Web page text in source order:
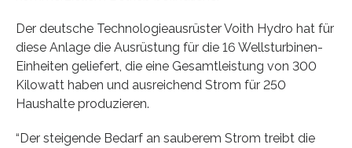
Der deutsche Technologieausrüster Voith Hydro hat für
diese Anlage die Ausrüstung für die 16 Wellsturbinen-
Einheiten geliefert, die eine Gesamtleistung von 300
Kilowatt haben und ausreichend Strom für 250
Haushalte produzieren.
“Der steigende Bedarf an sauberem Strom treibt die